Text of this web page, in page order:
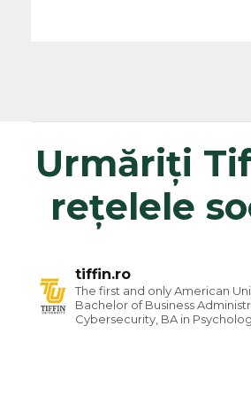
Urmăriți
rețelele
tiffin.ro
The first and only American
Bachelor of Business
Cybersecurity, BA in